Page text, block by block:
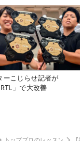
ーこじらせ記者が
」で大改善